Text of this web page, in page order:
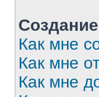
Как мне
Как мне
Как мне